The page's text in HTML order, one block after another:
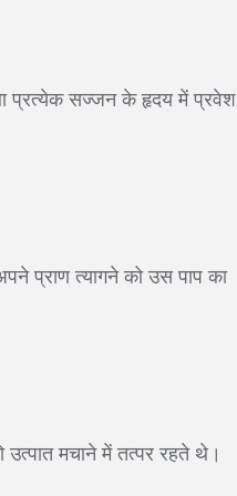
प्रत्येक सज्जन के हृदय में प्रवेश
प्राण त्यागने को उस पाप का
मचाने में तत्पर रहते थे।